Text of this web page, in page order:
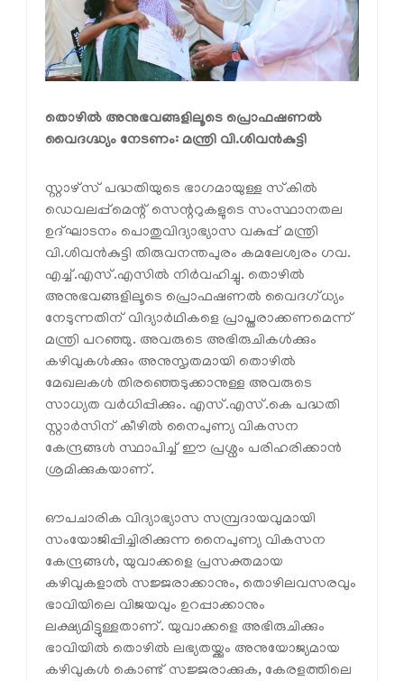
തൊഴിൽ അനുഭവങ്ങളിലൂടെ പ്രൊഫഷണൽ
വൈദഗ്ദ്ധ്യം നേടണം: മന്ത്രി വി.ശിവൻകുട്ടി
സ്റ്റാഴ്‌സ് പദ്ധതിയുടെ ഭാഗമായുള്ള സ്‌കിൽ
ഡെവലപ്പ്‌മെന്റ് സെന്ററുകളുടെ സംസ്ഥാനതല
ഉദ്ഘാടനം പൊതുവിദ്യാഭ്യാസ വകുപ്പ് മന്ത്രി
വി.ശിവൻകുട്ടി തിരുവനന്തപുരം കമലേശ്വരം ഗവ.
എച്ച്.എസ്.എസിൽ നിർവഹിച്ചു. തൊഴിൽ
അനുഭവങ്ങളിലൂടെ പ്രൊഫഷണൽ വൈദഗ്ധ്യം
നേടുന്നതിന് വിദ്യാർഥികളെ പ്രാപ്തരാക്കണമെന്ന്
മന്ത്രി പറഞ്ഞു. അവരുടെ അഭിരുചികൾക്കും
കഴിവുകൾക്കും അനുസൃതമായി തൊഴിൽ
മേഖലകൾ തിരഞ്ഞെടുക്കാനുള്ള അവരുടെ
സാധ്യത വർധിപ്പിക്കും. എസ്.എസ്.കെ പദ്ധതി
സ്റ്റാർസിന് കീഴിൽ നൈപുണ്യ വികസന
കേന്ദ്രങ്ങൾ സ്ഥാപിച്ച് ഈ പ്രശ്നം പരിഹരിക്കാൻ
ശ്രമിക്കുകയാണ്.
ഔപചാരിക വിദ്യാഭ്യാസ സമ്പ്രദായവുമായി
സംയോജിപ്പിച്ചിരിക്കുന്ന നൈപുണ്യ വികസന
കേന്ദ്രങ്ങൾ, യുവാക്കളെ പ്രസക്തമായ
കഴിവുകളാൽ സജ്ജരാക്കാനും, തൊഴിലവസരവും
ഭാവിയിലെ വിജയവും ഉറപ്പാക്കാനും
ലക്ഷ്യമിട്ടുള്ളതാണ്. യുവാക്കളെ അഭിരുചിക്കും
ഭാവിയിൽ തൊഴിൽ ലഭ്യതയ്ക്കും അനുയോജ്യമായ
കഴിവുകൾ കൊണ്ട് സജ്ജരാക്കുക, കേരളത്തിലെ